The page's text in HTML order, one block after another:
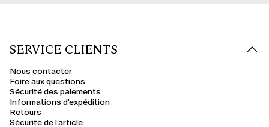
SERVICE CLIENTS
Nous contacter
Foire aux questions
Sécurité des paiements
Informations d'expédition
Retours
Sécurité de l’article